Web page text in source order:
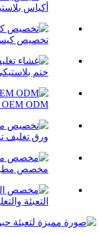
أكياس
تخصيص كيس
ختم
OEM ODM تصميم الطباعة المخصصة الباردة ختم البلاستيك ...
ورق تغليف
مخصص
التعبئة